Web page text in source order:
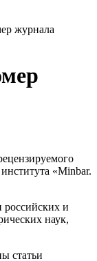
журнала
«Minbar.
российских и
наук,
статьи